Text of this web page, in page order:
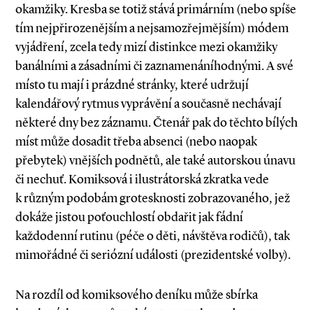
okamžiky. Kresba se totiž stává primárním (nebo spíše
tím nejpřirozenějším a nejsamozřejmějším) módem
vyjádření, zcela tedy mizí distinkce mezi okamžiky
banálními a zásadními či zaznamenáníhodnými. A své
místo tu mají i prázdné stránky, které udržují
kalendářový rytmus vyprávění a současně nechávají
některé dny bez záznamu. Čtenář pak do těchto bílých
míst může dosadit třeba absenci (nebo naopak
přebytek) vnějších podnětů, ale také autorskou únavu
či nechuť. Komiksová i ilustrátorská zkratka vede
k různým podobám grotesknosti zobrazovaného, jež
dokáže jistou poťouchlostí obdařit jak fádní
každodenní rutinu (péče o děti, návštěva rodičů), tak
mimořádné či seriózní události (prezidentské volby).
Na rozdíl od komiksového deníku může sbírka